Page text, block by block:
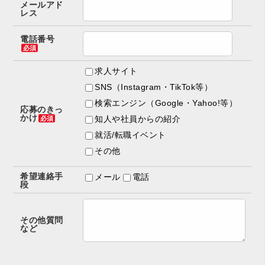
メールアド
レス
電話番号
必須
応募のきっ
かけ 必須
求人サイト
SNS（Instagram・TikTok等）
検索エンジン（Google・Yahoo!等）
知人や社員からの紹介
就活/転職イベント
その他
希望連絡手
段
メール 電話
その他質問
など